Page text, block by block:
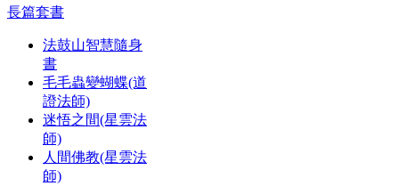
長篇套書
法鼓山智慧隨身
書
毛毛蟲變蝴蝶(道
證法師)
迷悟之間(星雲法
師)
人間佛教(星雲法
師)